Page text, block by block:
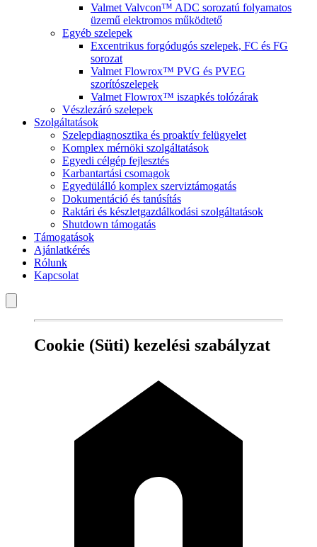
Valmet Valvcon™ ADC sorozatú folyamatos
üzemű elektromos működtető
Egyéb szelepek
Excentrikus forgódugós szelepek, FC és FG
sorozat
Valmet Flowrox™ PVG és PVEG
szorítószelepek
Valmet Flowrox™ iszapkés tolózárak
Vészlezáró szelepek
Szolgáltatások
Szelepdiagnosztika és proaktív felügyelet
Komplex mérnöki szolgáltatások
Egyedi célgép fejlesztés
Karbantartási csomagok
Egyedülálló komplex szerviztámogatás
Dokumentáció és tanúsítás
Raktári és készletgazdálkodási szolgáltatások
Shutdown támogatás
Támogatások
Ajánlatkérés
Rólunk
Kapcsolat
Cookie (Süti) kezelési szabályzat